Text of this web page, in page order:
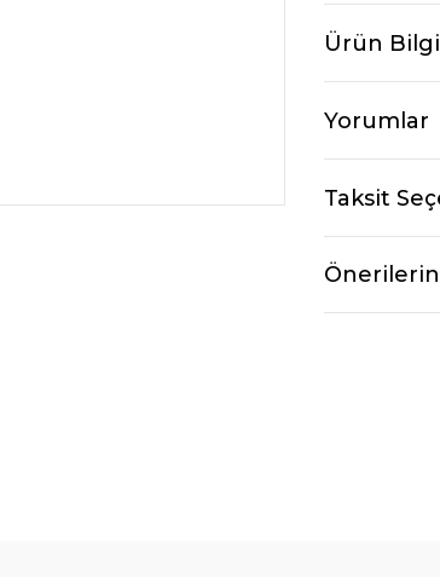
Ürün
Yorumlar
Taksit